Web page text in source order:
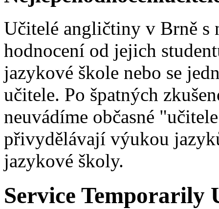
Učitelé angličtiny v Brně s
hodnocení od jejich
jazykové škole nebo se
učitele. Po špatných
neuvádíme občasné
přivydělávají výukou
jazykové školy.
Service Temporarily